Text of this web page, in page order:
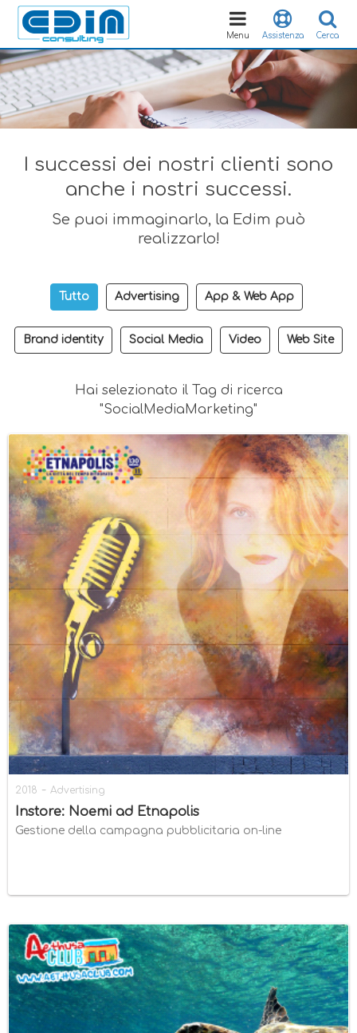
Cerca
Assistenza
Toggle
navigation
Menu
I successi dei nostri clienti sono
anche i nostri successi.
Se puoi immaginarlo, la Edim può
realizzarlo!
Tutto Advertising App & Web App
Brand identity Social Media Video Web Site
Hai selezionato il Tag di ricerca
"SocialMediaMarketing"
2018 - Advertising
Instore: Noemi ad Etnapolis
Gestione della campagna pubblicitaria on-line